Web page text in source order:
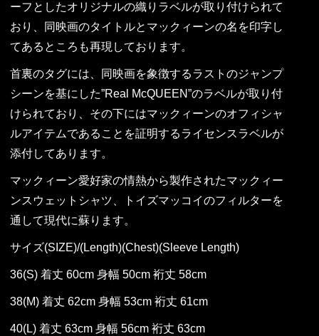
ーフとしたオリジナルの織りラベルが取り付けられて
おり、同映画のタイトルとマックィーンの名を印字し
てあるところも再現しております。
首裏のタグには、同映画を象徴するラストのジャンプ
シーンを基にした”Real McQUEEN”のラベルが取り付
けられており、その下にはマックィーンのオフィシャ
ルアイテムであることを証明するライセンスラベルが
添付してあります。
マックィーン愛好家の情熱から製作されたマックィー
ンスウェットシャツ、トイズマッコイのフィルターを
通して現代に蘇ります。
サイズ(SIZE)/(Length)(Chest)(Sleeve Length)
36(S) 着丈 60cm 身幅 50cm 裄丈 58cm
38(M) 着丈 62cm 身幅 53cm 裄丈 61cm
40(L) 着丈 63cm 身幅 56cm 裄丈 63cm